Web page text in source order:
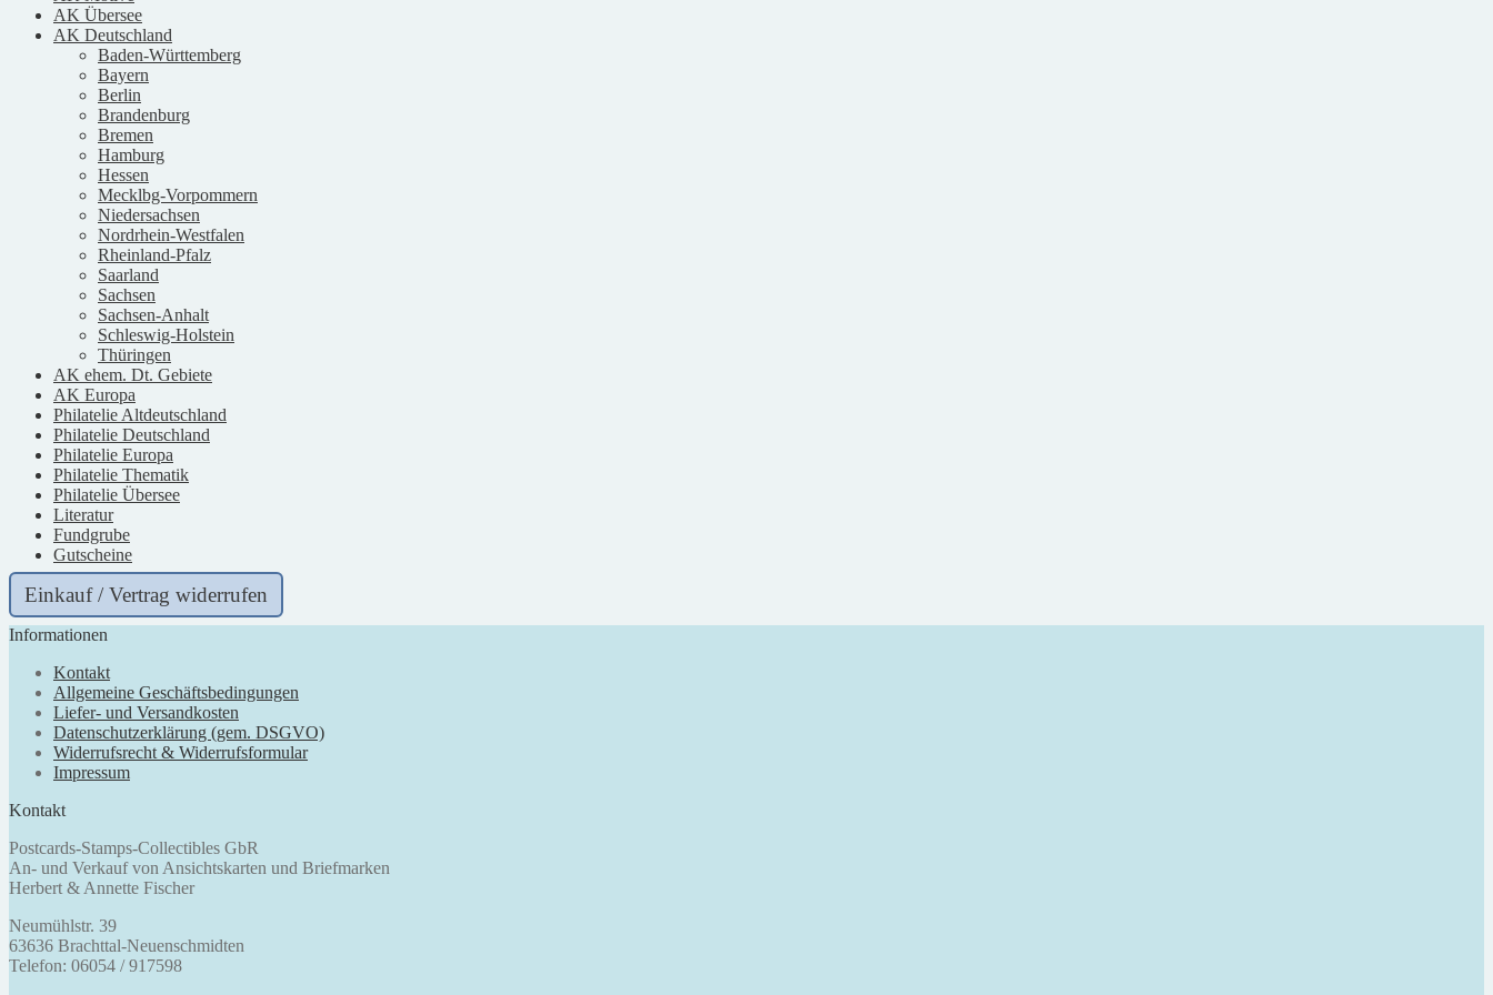
AK Übersee
AK Deutschland
Baden-Württemberg
Bayern
Berlin
Brandenburg
Bremen
Hamburg
Hessen
Mecklbg-Vorpommern
Niedersachsen
Nordrhein-Westfalen
Rheinland-Pfalz
Saarland
Sachsen
Sachsen-Anhalt
Schleswig-Holstein
Thüringen
AK ehem. Dt. Gebiete
AK Europa
Philatelie Altdeutschland
Philatelie Deutschland
Philatelie Europa
Philatelie Thematik
Philatelie Übersee
Literatur
Fundgrube
Gutscheine
Einkauf / Vertrag widerrufen
Informationen
Kontakt
Allgemeine Geschäftsbedingungen
Liefer- und Versandkosten
Datenschutzerklärung (gem. DSGVO)
Widerrufsrecht & Widerrufsformular
Impressum
Kontakt
Postcards-Stamps-Collectibles GbR
An- und Verkauf von Ansichtskarten und Briefmarken
Herbert & Annette Fischer
Neumühlstr. 39
63636 Brachttal-Neuenschmidten
Telefon: 06054 / 917598